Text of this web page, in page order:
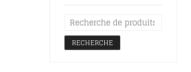
RECHERCHE